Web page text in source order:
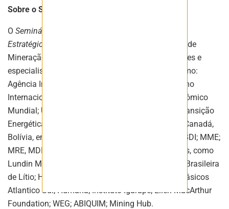
Sobre o Seminário
O Seminário Internacional de Minerais Críticos e
Estratégicos
é organizado pelo Instituto Brasileiro de
Mineração (IBRAM). Tem a presença de autoridades e
especialistas de vários países e organizações, como:
Agência Internacional de Energia; ICMM – Conselho
Internacional de Mineração e Metais; Fórum Econômico
Mundial; União Europeia; Unesco; Comissão de Transição
Energética; representações diplomáticas de EUA, Canadá,
Bolívia, entre outras; além de BNDES; CNI; CNA; ABDI; MME;
MRE, MDIC; ANM; SGB/CPRM; CTEM; mineradoras, como
Lundin Mining; CBMM; Vale; Kinross; Companhia Brasileira
de Lítio; Hydro; organizações como Vale Metais Básicos
Atlantico Sul; Humana; Instituto Igarapé; Ellen MacArthur
Foundation; WEG; ABIQUIM; Mining Hub.